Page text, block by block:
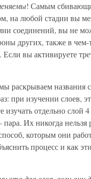
! Самым
на любой стадии вы
соединений, вы не
других, также в
вы активируете
раскрываем названия
при изучении слоев,
изучать отдельно слой
Их никогда нельзя
которым они
процесс и как